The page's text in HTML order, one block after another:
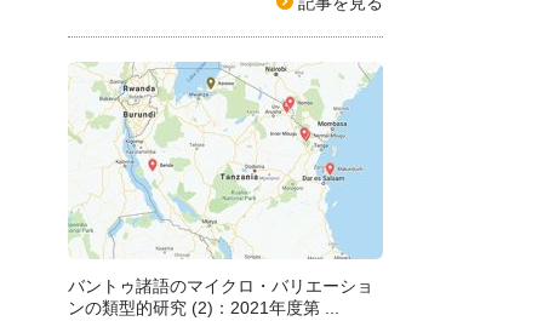
バントゥ諸語のマイクロ・バリエーショ
ンの類型的研究 (2)：2021年度第 ...